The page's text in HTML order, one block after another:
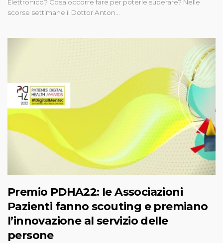
Elettronico? Cosa occorre fare per poterle superare? Nelle
scorse settimane il Dottor Anton…
Premio PDHA22: le Associazioni
Pazienti fanno scouting e premiano
l’innovazione al servizio delle
persone